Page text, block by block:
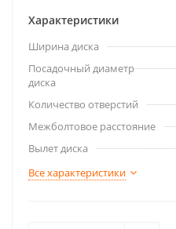
Характеристики
Ширина диска
Посадочный диаметр
диска
Количество отверстий
Межболтовое расстояние
Вылет диска
Все характеристики